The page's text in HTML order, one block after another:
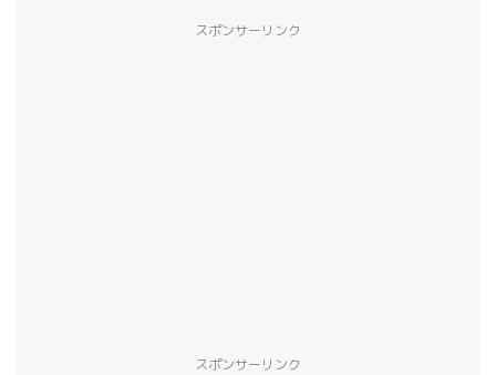
スポンサーリンク
スポンサーリンク